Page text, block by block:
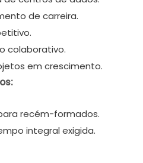
de carreira.
colaborativo.
em crescimento.
recém-formados.
integral exigida.